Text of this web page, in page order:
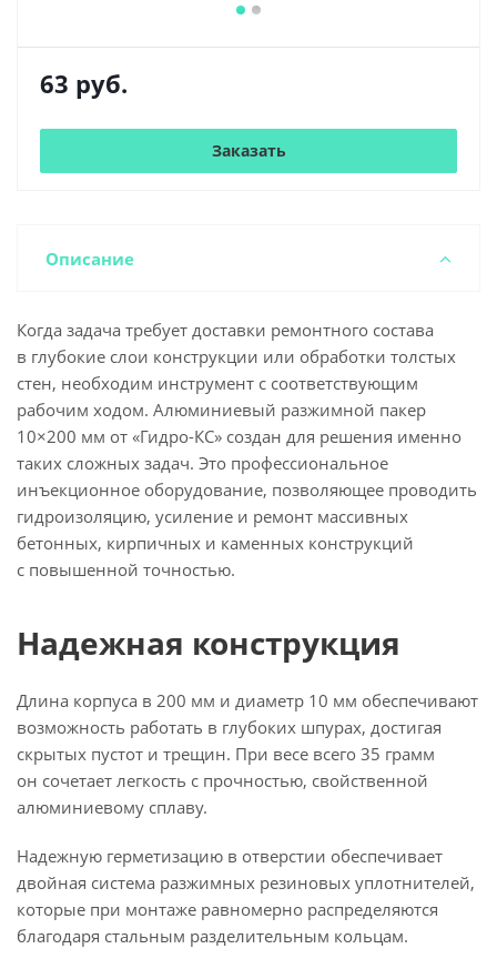
63 руб.
Заказать
Описание
Когда задача требует доставки ремонтного состава
в глубокие слои конструкции или обработки толстых
стен, необходим инструмент с соответствующим
рабочим ходом. Алюминиевый разжимной пакер
10×200 мм от «Гидро-КС» создан для решения именно
таких сложных задач. Это профессиональное
инъекционное оборудование, позволяющее проводить
гидроизоляцию, усиление и ремонт массивных
бетонных, кирпичных и каменных конструкций
с повышенной точностью.
Надежная конструкция
Длина корпуса в 200 мм и диаметр 10 мм обеспечивают
возможность работать в глубоких шпурах, достигая
скрытых пустот и трещин. При весе всего 35 грамм
он сочетает легкость с прочностью, свойственной
алюминиевому сплаву.
Надежную герметизацию в отверстии обеспечивает
двойная система разжимных резиновых уплотнителей,
которые при монтаже равномерно распределяются
благодаря стальным разделительным кольцам.